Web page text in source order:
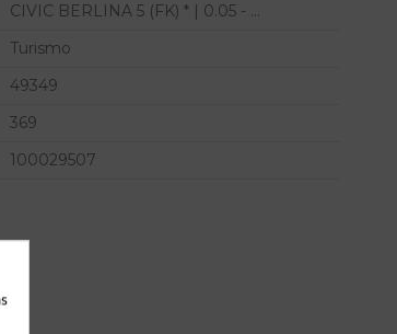
CIVIC BERLINA 5 (FK) * | 0.05 - ...
Turismo
49349
369
100029507